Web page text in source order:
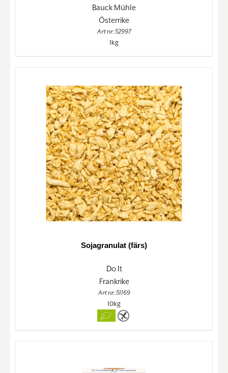
Bauck Mühle
Österrike
Art nr. 52997
1kg
Sojagranulat (färs)
Do It
Frankrike
Art nr. 51169
10kg